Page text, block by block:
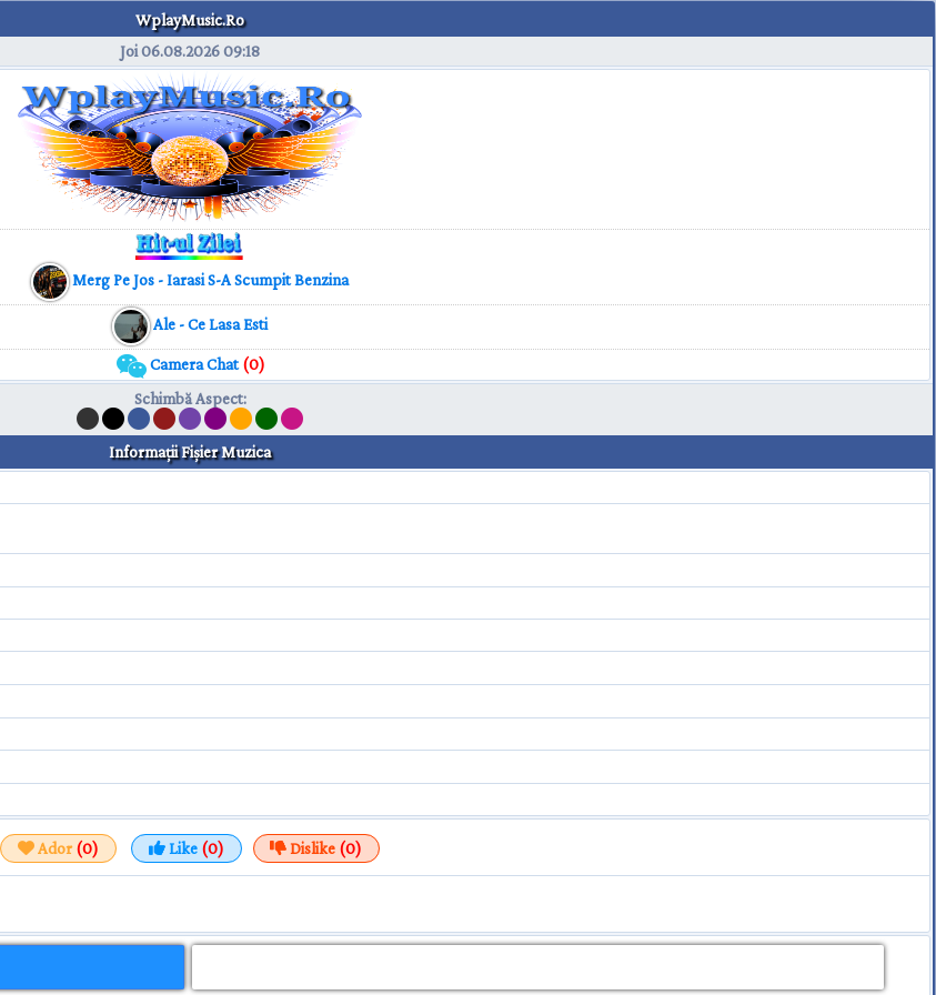
WplayMusic.Ro
Joi 06.08.202609:18
Merg Pe Jos - Iarasi S-A Scumpit Benzina
Ale - Ce Lasa Esti
Camera Chat(0)
Schimbă Aspect:
Informaţii Fişier Muzica
Ador(0) Like (0) Dislike (0)